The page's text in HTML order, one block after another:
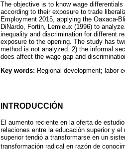
The objective is to know wage
according to their exposure to trade
Employment 2015, applying the Oaxaca-
DiNardo, Fortin, Lemieux (1996) to
inequality and discrimination for different
exposure to the opening. The study has
method is not analyzed. 2) the informal
does affect the wage gap and
Key words: Regional development; labor
INTRODUCCIÓN
El aumento reciente en la oferta de
relaciones entre la educación superior y
superior tendió a transformarse en un
transformación radical en razón de